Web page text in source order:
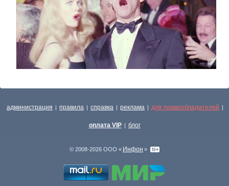
администрация | правила | справка | реклама | для правообладателей |
оплата VIP | блог
© 2008-2026 ООО « Инфон »